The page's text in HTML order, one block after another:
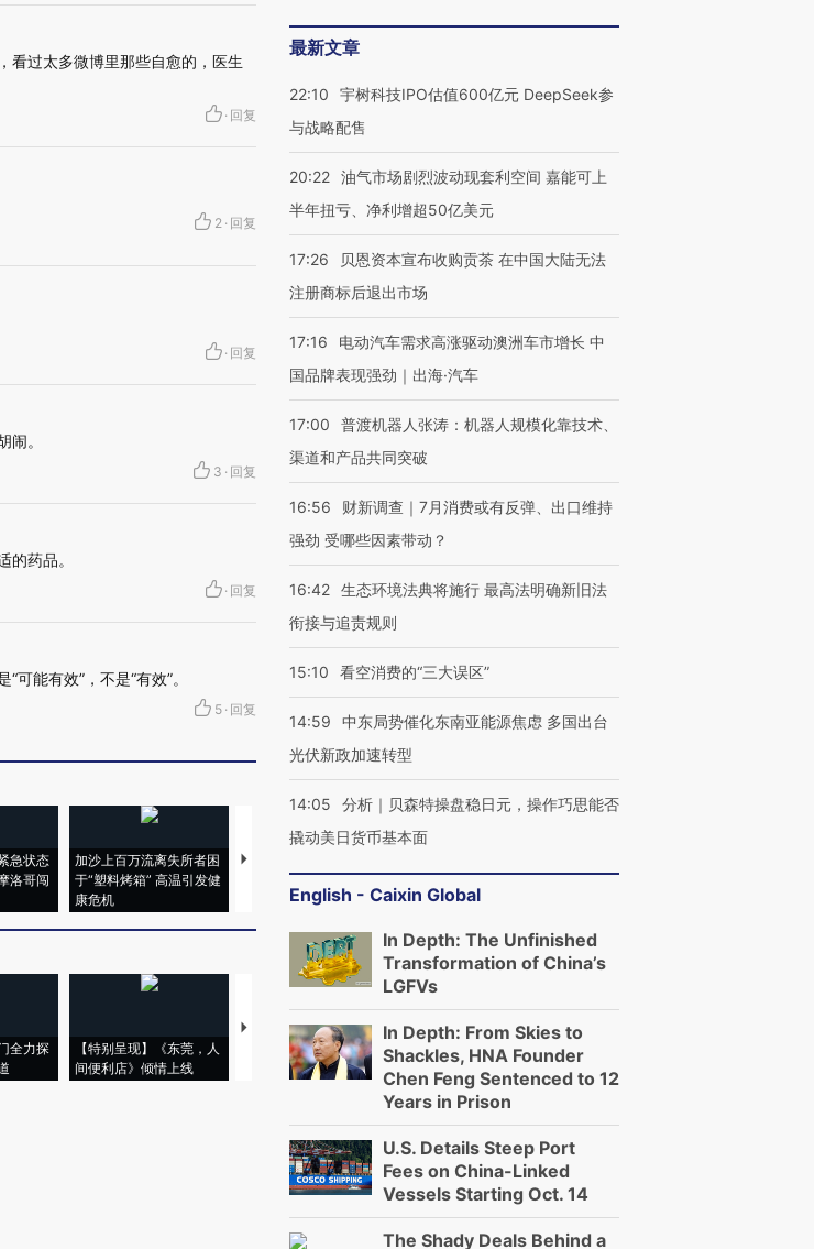
看过太多微博里那些自愈的，医生
· 回复
2 · 回复
· 回复
闹。
3 · 回复
药品。
· 回复
能有效”，不是“有效”。
5 · 回复
急状态
洛哥闯
加沙上百万流离失所者困
于“塑料烤箱” 高温引发健
康危机
视线｜HYROX的吸金
术：是什么让中产们甘
心“花钱找虐”？
粒摇头丸 尿检体内含3种
毒品
度Z世代 用街头抗争将教
全力探
【特别呈现】《东莞，人
间便利店》倾情上线
【推广】走进第四届链博
会，让数智科技“链”接产
【特别呈现】寻找100种
有意思的生活方式·第三对
住三大增长引擎是什么？
最新文章
22:10
宇树科技IPO估值600亿元 DeepSeek参
与战略配售
20:22 油气市场剧烈波动现套利空间 嘉能可上
半年扭亏、净利增超50亿美元
17:26
贝恩资本宣布收购贡茶 在中国大陆无法
注册商标后退出市场
17:16
电动汽车需求高涨驱动澳洲车市增长 中
国品牌表现强劲｜出海·汽车
17:00
普渡机器人张涛：机器人规模化靠技术、
渠道和产品共同突破
16:56
财新调查｜7月消费或有反弹、出口维持
强劲 受哪些因素带动？
16:42 生态环境法典将施行 最高法明确新旧法
衔接与追责规则
15:10 看空消费的“三大误区”
14:59
中东局势催化东南亚能源焦虑 多国出台
光伏新政加速转型
14:05
分析｜贝森特操盘稳日元，操作巧思能否
撬动美日货币基本面
English - Caixin Global
In Depth: The Unfinished
Transformation of China’s
LGFVs
In Depth: From Skies to
Shackles, HNA Founder
Chen Feng Sentenced to 12
Years in Prison
U.S. Details Steep Port
Fees on China-Linked
Vessels Starting Oct. 14
The Shady Deals Behind a